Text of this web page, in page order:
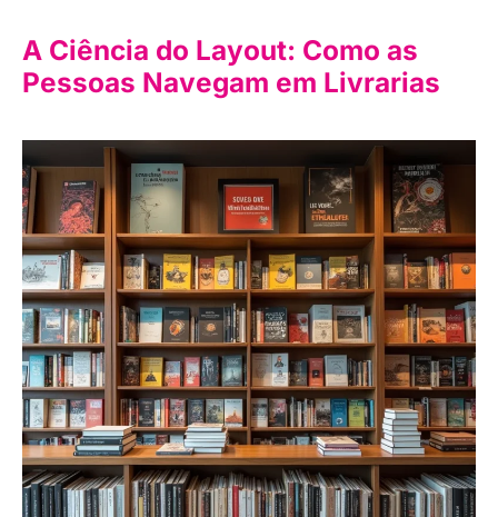
A Ciência do Layout: Como as
Pessoas Navegam em Livrarias